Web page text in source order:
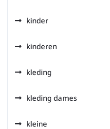
kinder
kinderen
kleding
kleding dames
kleine